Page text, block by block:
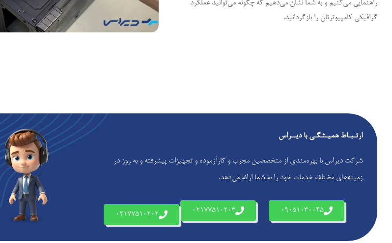
راهنمایی می‌کنیم و به شما نشان می‌دهیم که چگونه می‌توانید عملکرد
گرافیکی کامپیوترتان را بازگردانید.
ارتـبـاط همیـشگـی با دیــراس
شرکت دیراس با بهره‌مندی از متخصصین مجرب و کارآزموده و تجهیزات پیشرفته و به‌ روز در
زمینه‌های مختلف خدمات خود را به شما ارائه می‌دهد.
09051030045
02177510203
02177510202